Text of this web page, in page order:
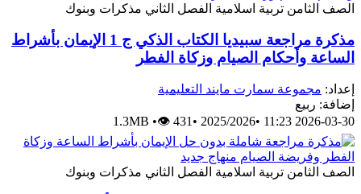
الصف الثامن تربية اسلامية الفصل الثاني مذكرات وبنوك
مذكرة مراجعة سبيديا الكتاب الذكي ج 1 الإيمان بأشراط
الساعة وأحكام الصيام وزكاة الفطر
إعداد: مجموعة سمارت مايند التعليمية
إضافة: ربيع
2026-03-30 11:23
•
2025/2026
•
1.3MB •👁 431
الصف الثامن تربية اسلامية الفصل الثاني مذكرات وبنوك